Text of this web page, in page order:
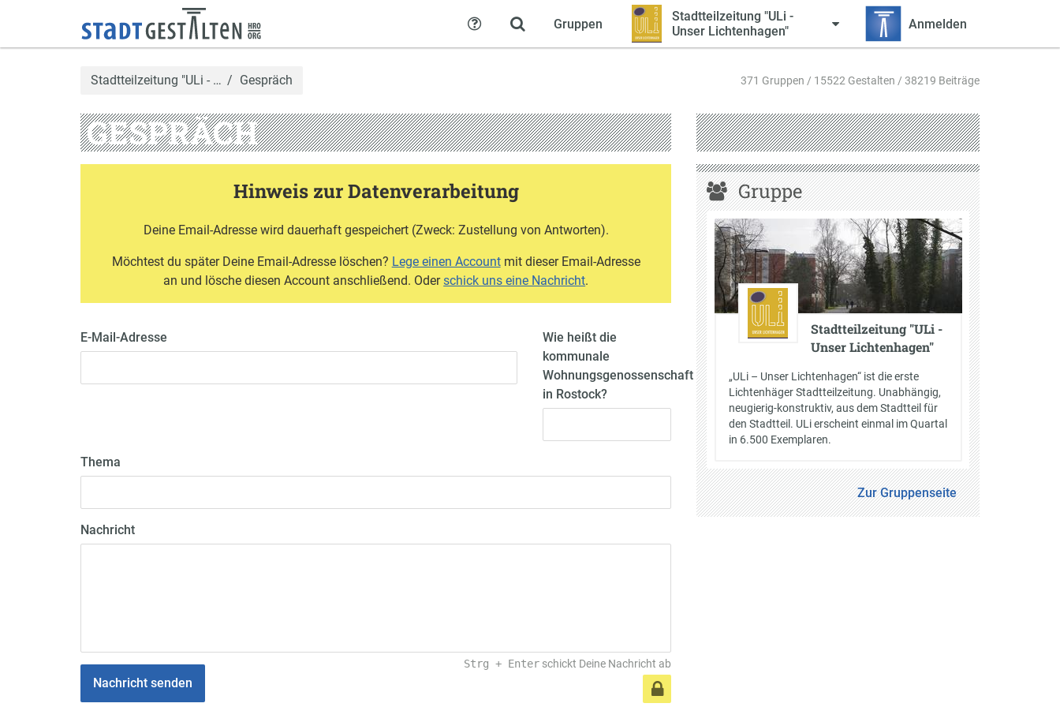
Gruppen
Stadtteilzeitung "ULi -
Unser Lichtenhagen"
Anmelden
Hilfe
Stadtteilzeitung "ULi - … Gespräch 371 Gruppen / 15522 Gestalten / 38219 Beiträge
GESPRÄCH
Hinweis zur Datenverarbeitung
Deine Email-Adresse wird dauerhaft gespeichert (Zweck: Zustellung von Antworten).
Möchtest du später Deine Email-Adresse löschen? Lege einen Accountmit dieser Email-Adresse
an und lösche diesen Account anschließend. Oderschick uns eine Nachricht.
E-Mail-Adresse
Wie heißt die
kommunale
Wohnungsgenossenschaft
in Rostock?
Thema
Nachricht
Strg + Enter schickt Deine Nachricht ab
Nachricht senden
Gruppe
Stadtteilzeitung "ULi -
Unser Lichtenhagen"
„ULi – Unser Lichtenhagen“ ist die erste
Lichtenhäger Stadtteilzeitung. Unabhängig,
neugierig-konstruktiv, aus dem Stadtteil für
den Stadtteil. ULi erscheint einmal im Quartal
in 6.500 Exemplaren.
Zur Gruppenseite